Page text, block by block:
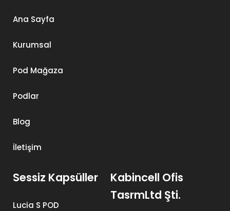
Ana Sayfa
Kurumsal
Pod Mağaza
Podlar
Blog
İletişim
Sessiz Kapsüller
Lucia S POD
Kabincell Ofis
TasrmLtd Şti.